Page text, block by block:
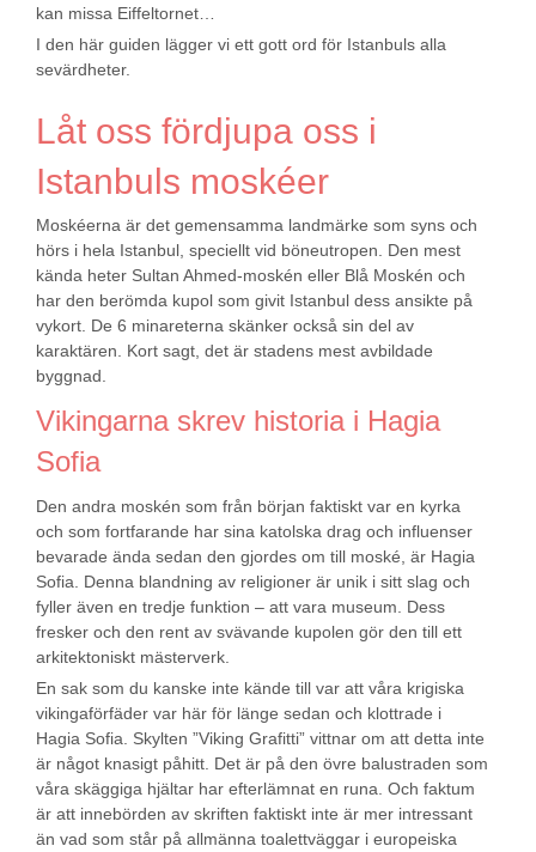
kan missa Eiffeltornet…
I den här guiden lägger vi ett gott ord för Istanbuls alla
sevärdheter.
Låt oss fördjupa oss i
Istanbuls moskéer
Moskéerna är det gemensamma landmärke som syns och
hörs i hela Istanbul, speciellt vid böneutropen. Den mest
kända heter Sultan Ahmed-moskén eller Blå Moskén och
har den berömda kupol som givit Istanbul dess ansikte på
vykort. De 6 minareterna skänker också sin del av
karaktären. Kort sagt, det är stadens mest avbildade
byggnad.
Vikingarna skrev historia i Hagia
Sofia
Den andra moskén som från början faktiskt var en kyrka
och som fortfarande har sina katolska drag och influenser
bevarade ända sedan den gjordes om till moské, är Hagia
Sofia. Denna blandning av religioner är unik i sitt slag och
fyller även en tredje funktion – att vara museum. Dess
fresker och den rent av svävande kupolen gör den till ett
arkitektoniskt mästerverk.
En sak som du kanske inte kände till var att våra krigiska
vikingaförfäder var här för länge sedan och klottrade i
Hagia Sofia. Skylten ”Viking Grafitti” vittnar om att detta inte
är något knasigt påhitt. Det är på den övre balustraden som
våra skäggiga hjältar har efterlämnat en runa. Och faktum
är att innebörden av skriften faktiskt inte är mer intressant
än vad som står på allmänna toalettväggar i europeiska